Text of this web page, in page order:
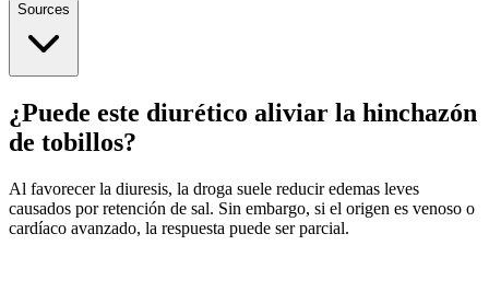
Sources
¿Puede este diurético aliviar la hinchazón
de tobillos?
Al favorecer la diuresis, la droga suele reducir edemas leves
causados por retención de sal. Sin embargo, si el origen es venoso o
cardíaco avanzado, la respuesta puede ser parcial.